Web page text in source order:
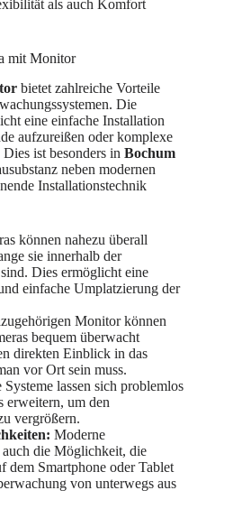
als auch Komfort
mit Monitor
bietet zahlreiche Vorteile
Die
eine einfache Installation
aufzureißen oder komplexe
ist besonders in Bochum
neben modernen
Installationstechnik
können nahezu überall
sie innerhalb der
Dies ermöglicht eine
einfache Umplatzierung der
Monitor können
bequem überwacht
direkten Einblick in das
vor Ort sein muss.
Systeme lassen sich problemlos
erweitern, um den
vergrößern.
Moderne
die Möglichkeit, die
dem Smartphone oder Tablet
von unterwegs aus